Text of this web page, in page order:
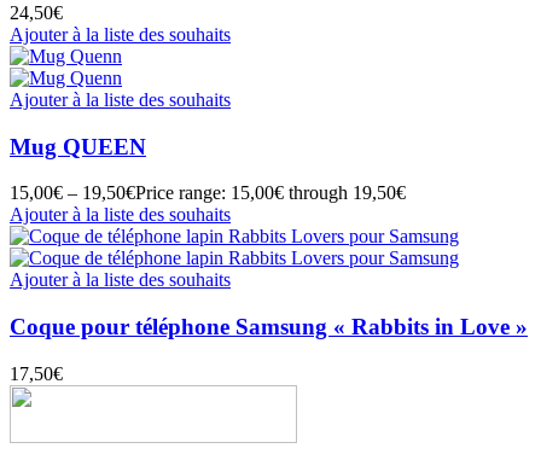
24,50€
Ajouter à la liste des souhaits
Ajouter à la liste des souhaits
Mug QUEEN
15,00€ – 19,50€Price range: 15,00€ through 19,50€
Ajouter à la liste des souhaits
Ajouter à la liste des souhaits
Coque pour téléphone Samsung « Rabbits in Love »
17,50€